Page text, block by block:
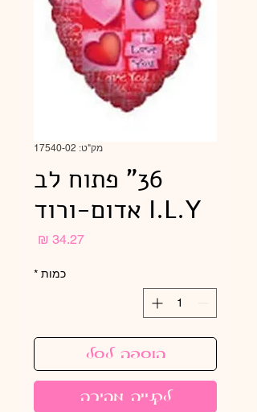
מק"ט: 17540-02
36" פתוח לב
I.L.Y אדום-ורוד
כמות *
הוספה לסל
לקנייה מהירה